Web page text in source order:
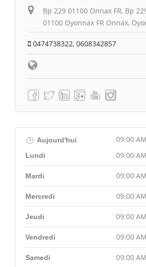
Bp 229 01100 Onnax FR, Bp
01100 Oyonnax FR Onnax,
0474738322, 0608342857
Aujourd'hui 09:00
Lundi 09:00
Mardi 09:00
Mercredi 09:00
Jeudi 09:00
Vendredi 09:00
Samedi 09:00